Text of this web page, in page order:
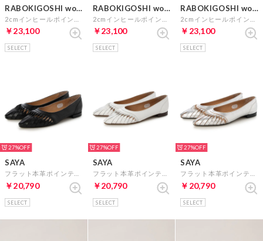
RABOKIGOSHI works
￥23,100
SELECT
RABOKIGOSHI works
￥23,100
SELECT
RABOKIGOSHI works
￥23,100
SELECT
27%
SAYA
￥20,790
SELECT
27%
SAYA
￥20,790
SELECT
27%
SAYA
￥20,790
SELECT